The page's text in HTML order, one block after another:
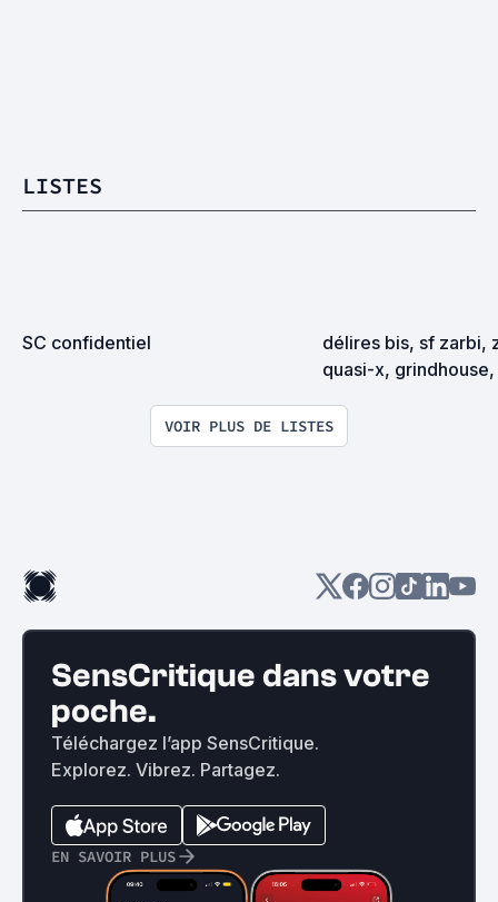
LISTES
SC confidentiel
délires bis, sf zarbi,
quasi-x,
VOIR PLUS DE LISTES
SensCritique dans votre
poche.
Téléchargez l’app SensCritique.
Explorez. Vibrez. Partagez.
EN SAVOIR PLUS